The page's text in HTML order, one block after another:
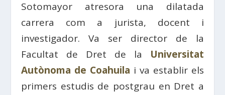
Sotomayor atresora una dilatada
carrera com a jurista, docent i
investigador. Va ser director de la
Facultat de Dret de la Universitat
Autònoma de Coahuila i va establir els
primers estudis de postgrau en Dret a